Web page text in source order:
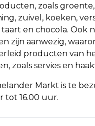
zoals groente,
zuivel, koeken,
en chocola. Ook
zijn aanwezig,
producten van
zoals servies en
Markt is te
tot 16.00 uur.